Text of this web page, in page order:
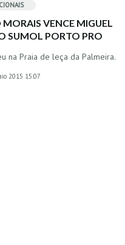
MORAIS VENCE MIGUEL
SUMOL PORTO PRO
na Praia de leça da Palmeira.
2015 15:07